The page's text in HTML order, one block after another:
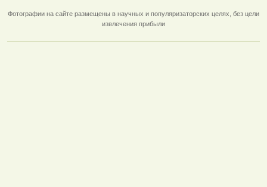
Фотографии на сайте размещены в научных и популяризаторских целях, без цели
извлечения прибыли